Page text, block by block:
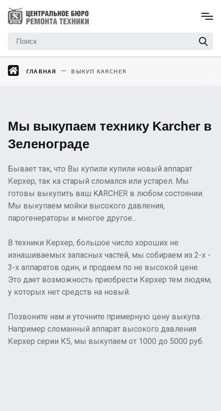
ГЛАВНАЯ ВЫКУП KARCHER
Мы выкупаем технику Karcher в
Зеленограде
Бывает так, что Вы купили купили новый аппарат
Керхер, так ка старый сломался или устарел. Мы
готовы выкупить ваш KARCHER в любом состоянии.
Мы выкупаем мойки высокого давления,
парогенераторы и многое другое...
В техники Керхер, большое число хороших не
изнашиваемых запасных частей, мы собираем из 2-х -
3-х аппаратов один, и продаем по не высокой цене.
Это дает возможность приобрести Керхер тем людям,
у которых нет средств на новый.
Позвоните нам и уточните примерную цену выкупа.
Например сломанный аппарат высокого давления
Керхер серии К5, мы выкупаем от 1000 до 5000 руб.